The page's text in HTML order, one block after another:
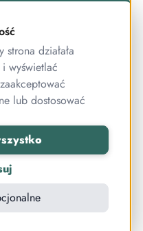
działała
wyświetlać
lub dostosować